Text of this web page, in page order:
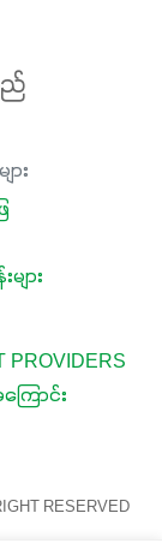
ည်
ား
များ
PROVIDERS
ောင်း
RESERVED